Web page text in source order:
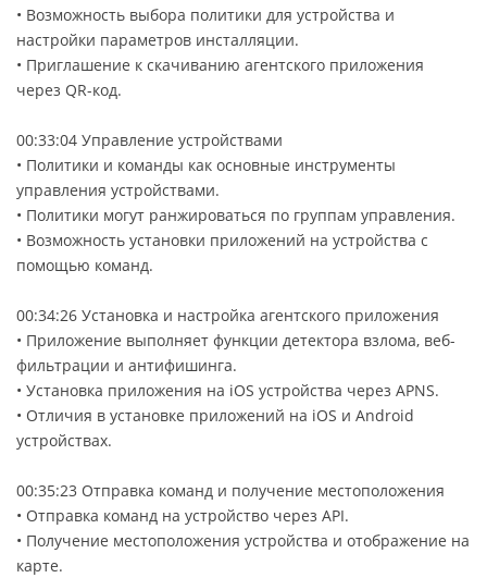
• Возможность выбора политики для устройства и
настройки параметров инсталляции.
• Приглашение к скачиванию агентского приложения
через QR-код.
00:33:04 Управление устройствами
• Политики и команды как основные инструменты
управления устройствами.
• Политики могут ранжироваться по группам управления.
• Возможность установки приложений на устройства с
помощью команд.
00:34:26 Установка и настройка агентского приложения
• Приложение выполняет функции детектора взлома, веб-
фильтрации и антифишинга.
• Установка приложения на iOS устройства через APNS.
• Отличия в установке приложений на iOS и Android
устройствах.
00:35:23 Отправка команд и получение местоположения
• Отправка команд на устройство через API.
• Получение местоположения устройства и отображение на
карте.